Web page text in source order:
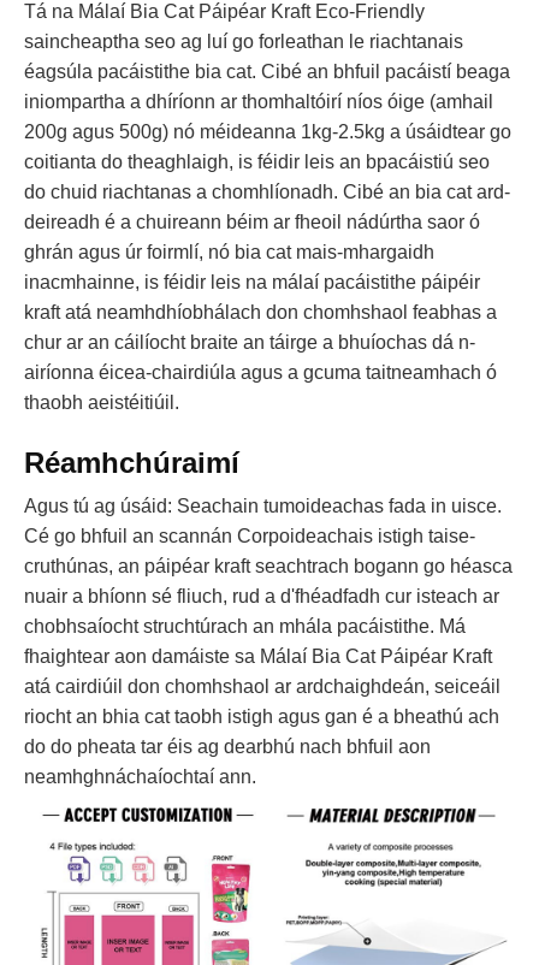
Tá na Málaí Bia Cat Páipéar Kraft Eco-Friendly
saincheaptha seo ag luí go forleathan le riachtanais
éagsúla pacáistithe bia cat. Cibé an bhfuil pacáistí beaga
iniompartha a dhíríonn ar thomhaltóirí níos óige (amhail
200g agus 500g) nó méideanna 1kg-2.5kg a úsáidtear go
coitianta do theaghlaigh, is féidir leis an bpacáistiú seo
do chuid riachtanas a chomhlíonadh. Cibé an bia cat ard-
deireadh é a chuireann béim ar fheoil nádúrtha saor ó
ghrán agus úr foirmlí, nó bia cat mais-mhargaidh
inacmhainne, is féidir leis na málaí pacáistithe páipéir
kraft atá neamhdhíobhálach don chomhshaol feabhas a
chur ar an cáilíocht braite an táirge a bhuíochas dá n-
airíonna éicea-chairdiúla agus a gcuma taitneamhach ó
thaobh aeistéitiúil.
Réamhchúraimí
Agus tú ag úsáid: Seachain tumoideachas fada in uisce.
Cé go bhfuil an scannán Corpoideachais istigh taise-
cruthúnas, an páipéar kraft seachtrach bogann go héasca
nuair a bhíonn sé fliuch, rud a d'fhéadfadh cur isteach ar
chobhsaíocht struchtúrach an mhála pacáistithe. Má
fhaightear aon damáiste sa Málaí Bia Cat Páipéar Kraft
atá cairdiúil don chomhshaol ar ardchaighdeán, seiceáil
riocht an bhia cat taobh istigh agus gan é a bheathú ach
do do pheata tar éis ag dearbhú nach bhfuil aon
neamhghnáchaíochtaí ann.